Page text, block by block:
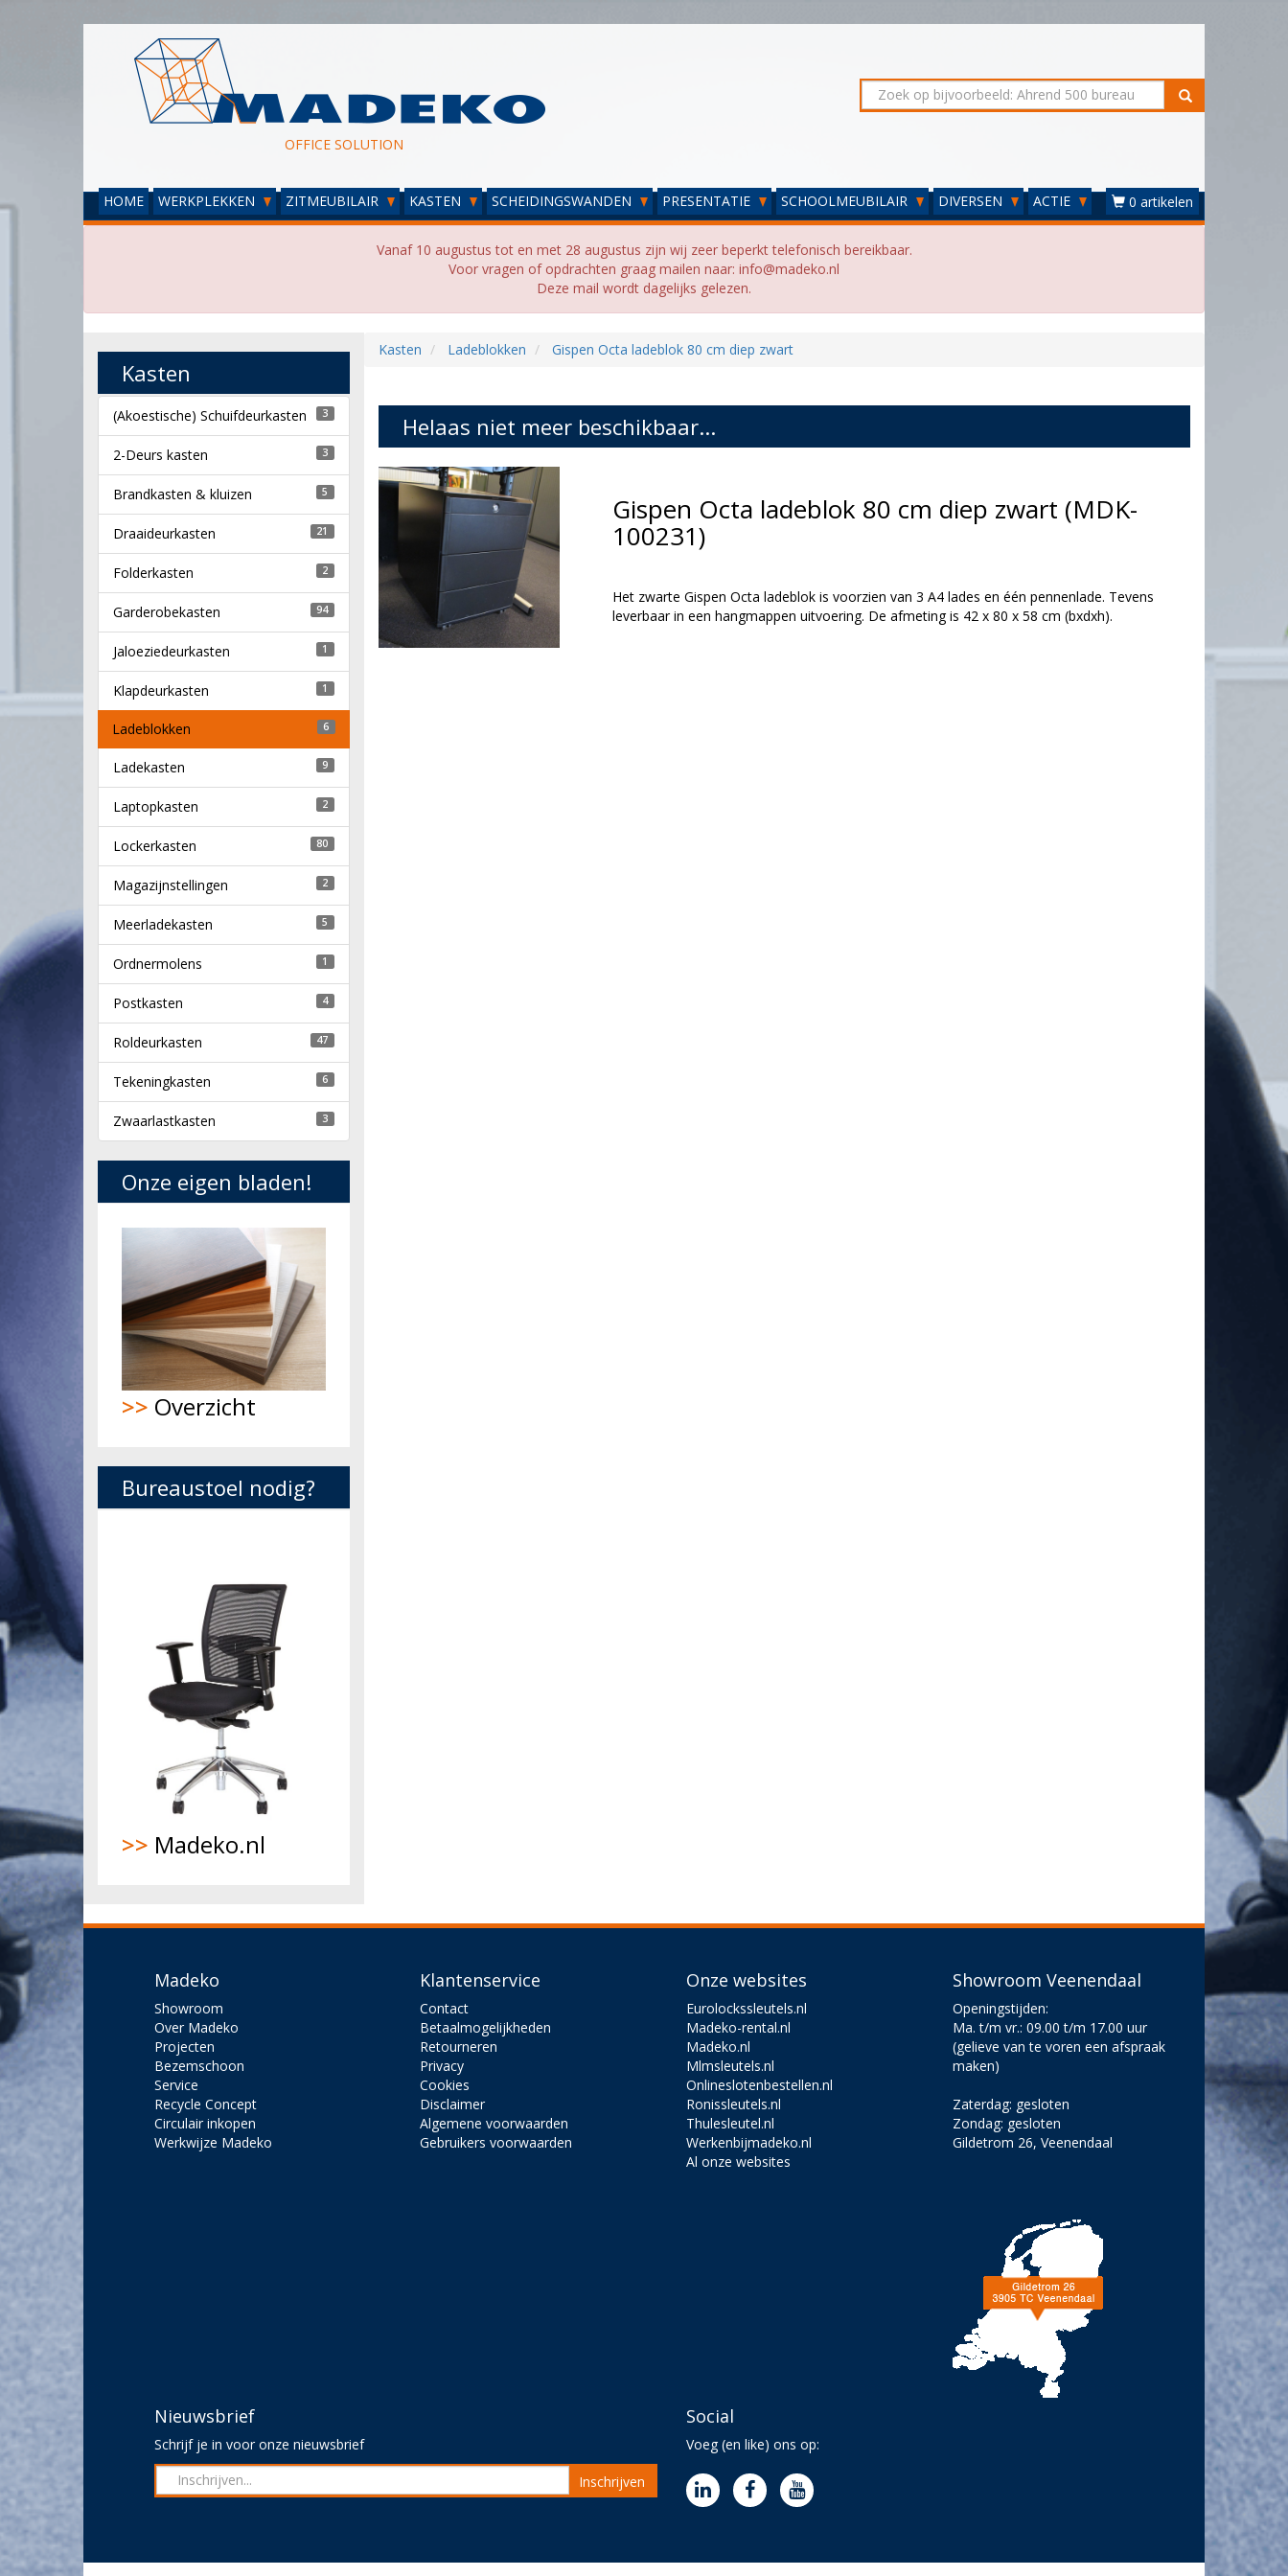
OFFICE SOLUTION
HOME WERKPLEKKEN ZITMEUBILAIR KASTEN SCHEIDINGSWANDEN PRESENTATIE SCHOOLMEUBILAIR DIVERSEN ACTIE 0 artikelen
Vanaf 10 augustus tot en met 28 augustus zijn wij zeer beperkt telefonisch bereikbaar.
Voor vragen of opdrachten graag mailen naar: info@madeko.nl
Deze mail wordt dagelijks gelezen.
Kasten Ladeblokken Gispen Octa ladeblok 80 cm diep zwart
Helaas niet meer beschikbaar...
Gispen Octa ladeblok 80 cm diep zwart (MDK-
100231)
Het zwarte Gispen Octa ladeblok is voorzien van 3 A4 lades en één pennenlade. Tevens
leverbaar in een hangmappen uitvoering. De afmeting is 42 x 80 x 58 cm (bxdxh).
Kasten
(Akoestische) Schuifdeurkasten 3
2-Deurs kasten 3
Brandkasten & kluizen 5
Draaideurkasten 21
Folderkasten 2
Garderobekasten 94
Jaloeziedeurkasten 1
Klapdeurkasten 1
Ladeblokken 6
Ladekasten 9
Laptopkasten 2
Lockerkasten 80
Magazijnstellingen 2
Meerladekasten 5
Ordnermolens 1
Postkasten 4
Roldeurkasten 47
Tekeningkasten 6
Zwaarlastkasten 3
Onze eigen bladen!
>> Overzicht
Bureaustoel nodig?
>> Madeko.nl
Madeko
Showroom
Over Madeko
Projecten
Bezemschoon
Service
Recycle Concept
Circulair inkopen
Werkwijze Madeko
Klantenservice
Contact
Betaalmogelijkheden
Retourneren
Privacy
Cookies
Disclaimer
Algemene voorwaarden
Gebruikers voorwaarden
Onze websites
Eurolockssleutels.nl
Madeko-rental.nl
Madeko.nl
Mlmsleutels.nl
Onlineslotenbestellen.nl
Ronissleutels.nl
Thulesleutel.nl
Werkenbijmadeko.nl
Al onze websites
Showroom Veenendaal
Openingstijden:
Ma. t/m vr.: 09.00 t/m 17.00 uur
(gelieve van te voren een afspraak
maken)
Zaterdag: gesloten
Zondag: gesloten
Gildetrom 26, Veenendaal
Nieuwsbrief
Schrijf je in voor onze nieuwsbrief
Inschrijven
Social
Voeg (en like) ons op: